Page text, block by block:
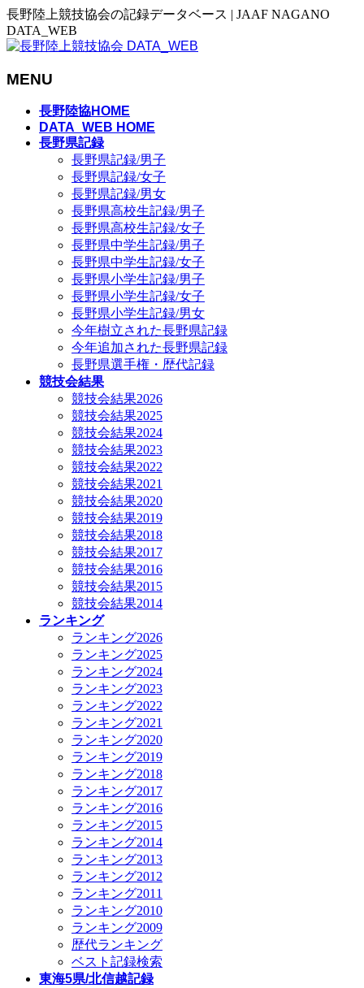
長野陸上競技協会の記録データベース | JAAF NAGANO
DATA_WEB
MENU
長野陸協HOME
DATA_WEB HOME
長野県記録
長野県記録/男子
長野県記録/女子
長野県記録/男女
長野県高校生記録/男子
長野県高校生記録/女子
長野県中学生記録/男子
長野県中学生記録/女子
長野県小学生記録/男子
長野県小学生記録/女子
長野県小学生記録/男女
今年樹立された長野県記録
今年追加された長野県記録
長野県選手権・歴代記録
競技会結果
競技会結果2026
競技会結果2025
競技会結果2024
競技会結果2023
競技会結果2022
競技会結果2021
競技会結果2020
競技会結果2019
競技会結果2018
競技会結果2017
競技会結果2016
競技会結果2015
競技会結果2014
ランキング
ランキング2026
ランキング2025
ランキング2024
ランキング2023
ランキング2022
ランキング2021
ランキング2020
ランキング2019
ランキング2018
ランキング2017
ランキング2016
ランキング2015
ランキング2014
ランキング2013
ランキング2012
ランキング2011
ランキング2010
ランキング2009
歴代ランキング
ベスト記録検索
東海5県/北信越記録